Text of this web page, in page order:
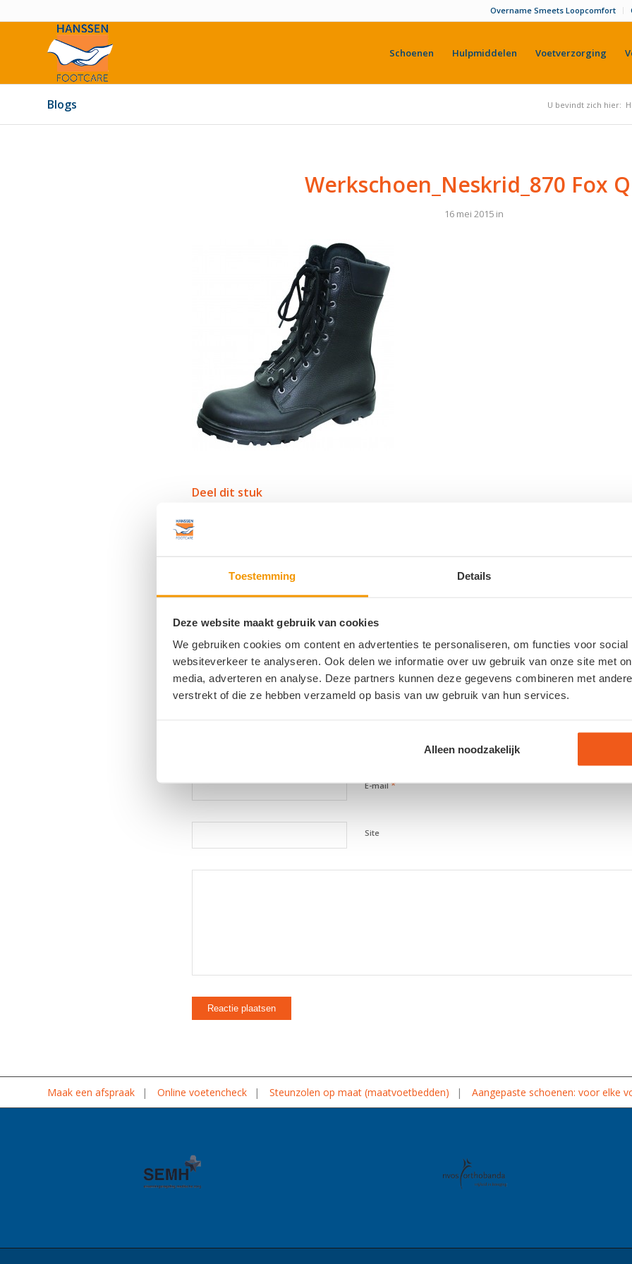
Toestemming Details
Deze website maakt gebruik van cookies
We gebruiken cookies om content en advertenties te personaliseren, om functies voor
websiteverkeer te analyseren. Ook delen we informatie over uw gebruik van onze site met
media, adverteren en analyse. Deze partners kunnen deze gegevens combineren met
verstrekt of die ze hebben verzameld op basis van uw gebruik van hun services.
Alleen noodzakelijk
Overname Smeets Loopcomfort
Schoenen Hulpmiddelen Voetverzorging
Blogs U bevindt zich hier:
Werkschoen_Neskrid_870 Fox
16 mei 2015 in
Deel dit stuk
ANTWOORDEN
Plaats een Reactie
Meepraten?
E-mail*
Site
Maak een afspraak Online voetencheck Steunzolen op maat (maatvoetbedden) Aangepaste schoenen: voor elke